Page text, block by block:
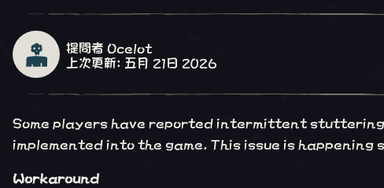
提問者 Ocelot
上次更新: 五月 21日 2026
Some players have reported intermittent
implemented into the game. This issue is
Workaround